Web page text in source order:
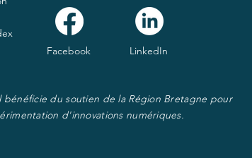
Facebook LinkedIn
bénéficie du soutien de la Région Bretagne pour
d'innovations numériques.